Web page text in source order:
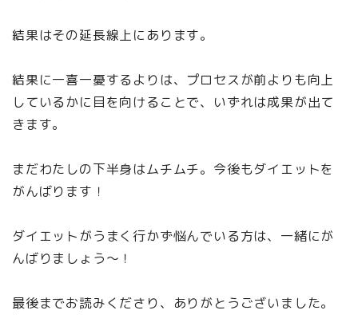
結果はその延長線上にあります。
結果に一喜一憂するよりは、プロセスが前よりも向上
しているかに目を向けることで、いずれは成果が出て
きます。
まだわたしの下半身はムチムチ。今後もダイエットを
がんばります！
ダイエットがうまく行かず悩んでいる方は、一緒にが
んばりましょう〜！
最後までお読みくださり、ありがとうございました。